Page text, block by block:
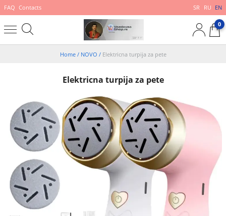
FAQ Contacts SR RU EN
0
Home / NOVO / Elektricna turpija za pete
Elektricna turpija za pete